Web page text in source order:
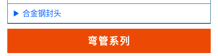
合金钢封头
弯管系列